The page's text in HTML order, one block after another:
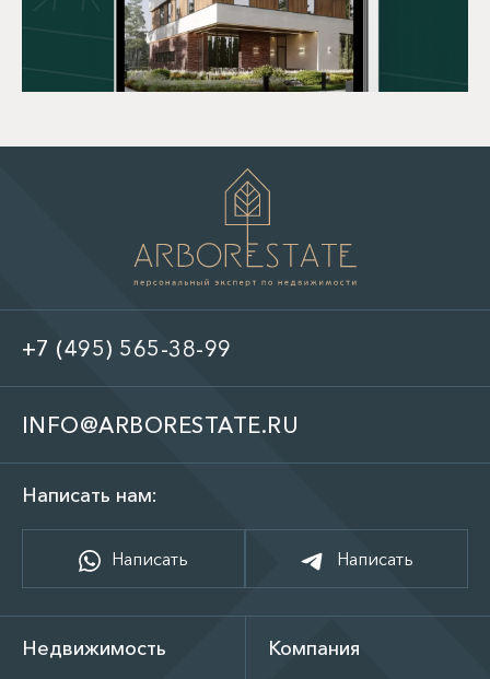
+7 (495) 565-38-99
INFO@ARBORESTATE.RU
Написать нам:
Написать Написать
Недвижимость Компания